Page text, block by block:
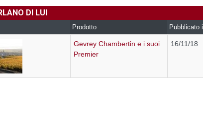
DI LUI
Prodotto Pubblicato il
Gevrey Chambertin e i suoi
Premier
16/11/18